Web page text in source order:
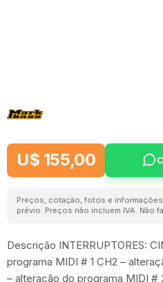
U$ 155,00
Preços, cotação, fotos e
prévio. Preços não incluem IVA. Não
Descrição INTERRUPTORES:
programa MIDI # 1 CH2 –
– alteração do programa MIDI #